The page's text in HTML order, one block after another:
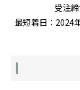
受注
最短着日：2024